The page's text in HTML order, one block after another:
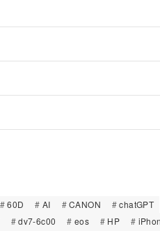
60D AI CANON
chatGPT
dv7-6c00 eos HP